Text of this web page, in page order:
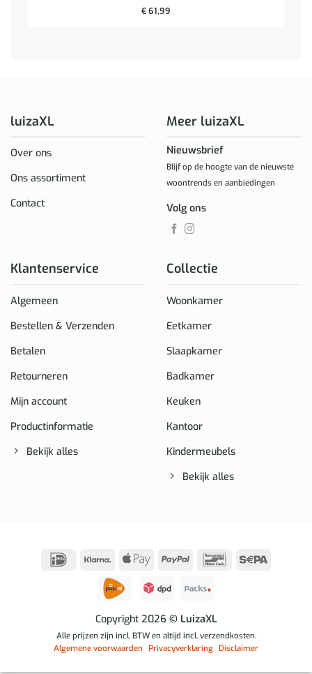
€61,99
luizaXL
Over ons
Ons assortiment
Contact
Klantenservice
Algemeen
Bestellen & Verzenden
Betalen
Retourneren
Mijn account
Productinformatie
Bekijk alles
Collectie
Woonkamer
Eetkamer
Slaapkamer
Badkamer
Keuken
Kantoor
Kindermeubels
Bekijk alles
Meer luizaXL
Nieuwsbrief
Blijf op de hoogte van de nieuwste
woontrends en aanbiedingen
Volg ons
IDeal Klarna
Apple
PayPal Bancontact
Copyright 2026 © LuizaXL
Alle prijzen zijn incl. BTW en altijd incl. verzendkosten.
Algemene voorwaarden Privacyverklaring Disclaimer